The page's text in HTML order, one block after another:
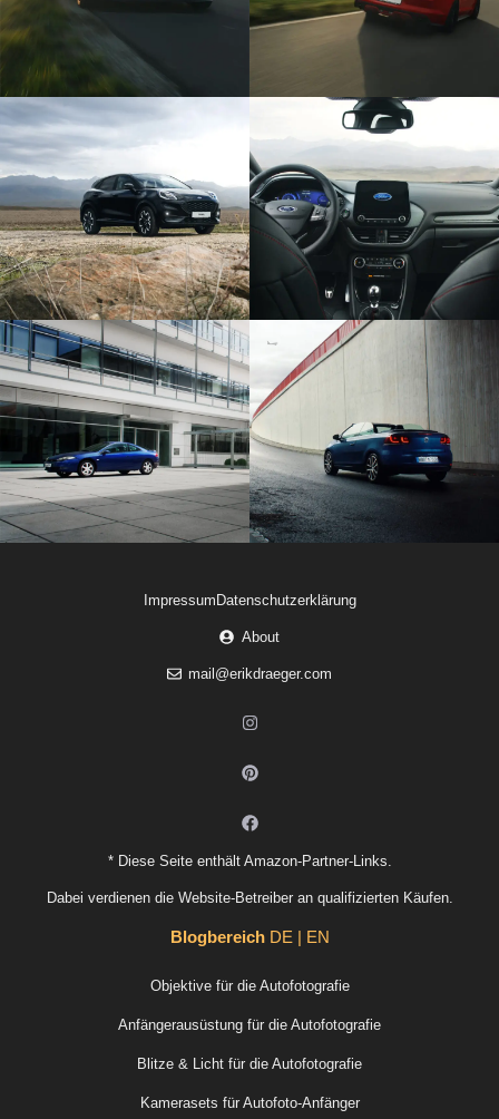
BlogbereichDE | EN
Objektive für die Autofotografie
Anfängerausüstung für die Autofotografie
Blitze & Licht für die Autofotografie
Kamerasets für Autofoto-Anfänger
Impressum Datenschutzerklärung
About
mail@erikdraeger.com
* Diese Seite enthält Amazon-Partner-Links.
Dabei verdienen die Website-Betreiber an qualifizierten Käufen.